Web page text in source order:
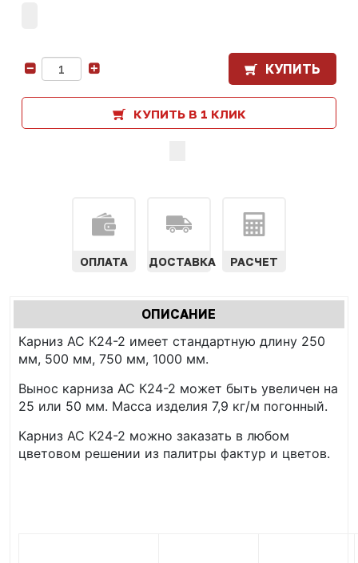
КУПИТЬ
КУПИТЬ В 1 КЛИК
ОПЛАТА ДОСТАВКА РАСЧЕТ
Характеристики
табы
ОПИСАНИЕ
ВКЛАДКА)
Карниз АС К24-2 имеет стандартную длину 250
мм, 500 мм, 750 мм, 1000 мм.
Вынос карниза АС К24-2 может быть увеличен на
25 или 50 мм. Масса изделия 7,9 кг/м погонный.
Карниз АС К24-2 можно заказать в любом
цветовом решении из палитры фактур и цветов.